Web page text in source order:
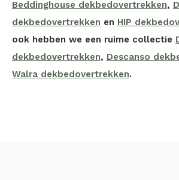
Beddinghouse dekbedovertrekken,
dekbedovertrekken en HIP
ook hebben we een ruime collectie
dekbedovertrekken, Descanso
Walra dekbedovertrekken.